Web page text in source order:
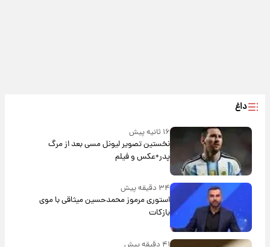
داغ
۱۶ ثانیه پیش
نخستین تصویر لیونل مسی بعد از مرگ
پدر+عکس و فیلم
۳۴ دقیقه پیش
استوری مرموز محمدحسین میثاقی با موی
بازکات
۴۱ دقیقه پیش